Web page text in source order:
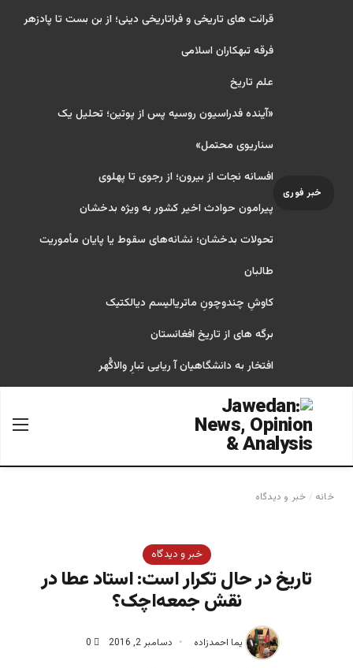
خبر فوری
قرائت های تاریخی و فراتاریخی دینی؛ از بن بست تا پادزهر
فرقه تبهکاران اسلامی
علم تاریخ
«آینده فدراسیون روسیه پس از پوتین؛ تحلیل یک
سناریوی محتمل»
افسانه نجات از بیرون؛ از رجوی تا پهلوی
پیرامون حوادث اخیر کشور به ویژه بدخشان
تحولات بدخشان؛ نشانه‌های سقوط یا پایان مأموریت
طالبان
کاوشِ چندو‌چونِ ماتریالیسم دیالکتیک
برگه های از تاریخ افغانستان
افتخار به دانشگاهیان آ ریایی تبارِ والاگُهر
جستجو برای
خانه / خبر و دیدگاه
خبر و دیدگاه
تاریخ در حال تکرار است: استاد عطا در
نقش جمعه‌اچک؟
یما احمدزاده دسامبر 2, 2016 0